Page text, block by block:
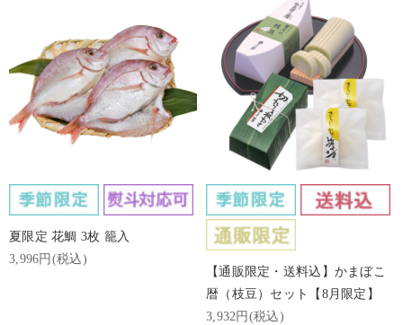
夏限定 花鯛 3枚 籠入
3,996円(税込)
【通販限定・送料込】かまぼこ
暦（枝豆）セット【8月限定】
3,932円(税込)